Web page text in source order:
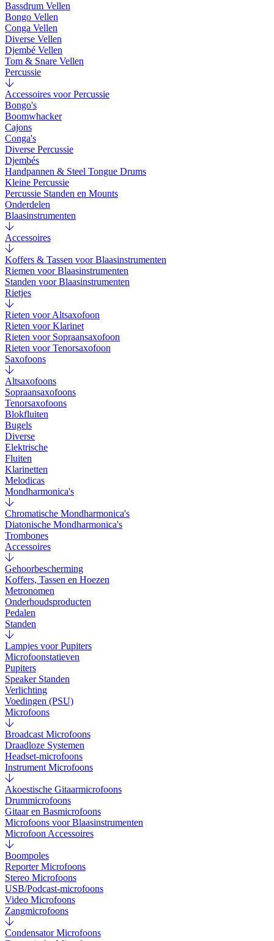
Bassdrum Vellen
Bongo Vellen
Conga Vellen
Diverse Vellen
Djembé Vellen
Tom & Snare Vellen
Percussie
Accessoires voor Percussie
Bongo's
Boomwhacker
Cajons
Conga's
Diverse Percussie
Djembés
Handpannen & Steel Tongue Drums
Kleine Percussie
Percussie Standen en Mounts
Onderdelen
Blaasinstrumenten
Accessoires
Koffers & Tassen voor Blaasinstrumenten
Riemen voor Blaasinstrumenten
Standen voor Blaasinstrumenten
Rietjes
Rieten voor Altsaxofoon
Rieten voor Klarinet
Rieten voor Sopraansaxofoon
Rieten voor Tenorsaxofoon
Saxofoons
Altsaxofoons
Sopraansaxofoons
Tenorsaxofoons
Blokfluiten
Bugels
Diverse
Elektrische
Fluiten
Klarinetten
Melodicas
Mondharmonica's
Chromatische Mondharmonica's
Diatonische Mondharmonica's
Trombones
Accessoires
Gehoorbescherming
Koffers, Tassen en Hoezen
Metronomen
Onderhoudsproducten
Pedalen
Standen
Lampjes voor Pupiters
Microfoonstatieven
Pupiters
Speaker Standen
Verlichting
Voedingen (PSU)
Microfoons
Broadcast Microfoons
Draadloze Systemen
Headset-microfoons
Instrument Microfoons
Akoestische Gitaarmicrofoons
Drummicrofoons
Gitaar en Basmicrofoons
Microfoons voor Blaasinstrumenten
Microfoon Accessoires
Boompoles
Reporter Microfoons
Stereo Microfoons
USB/Podcast-microfoons
Video Microfoons
Zangmicrofoons
Condensator Microfoons